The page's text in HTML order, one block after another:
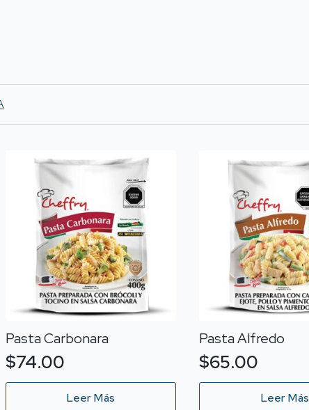
Pasta Carbonara
$74.00
Leer Más
Pasta Alfredo
$65.00
Leer Más